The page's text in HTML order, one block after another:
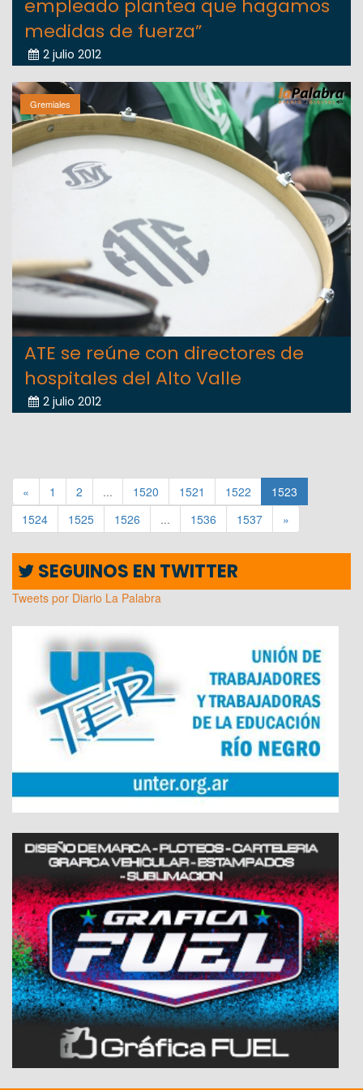
empleado plantea que hagamos
medidas de fuerza”
2 julio 2012
Gremiales
ATE se reúne con directores de
hospitales del Alto Valle
2 julio 2012
« 1 2 ... 1520 1521 1522
1523
1524
1525 1526 ... 1536 1537 »
SEGUINOS EN TWITTER
Tweets por Diario La Palabra